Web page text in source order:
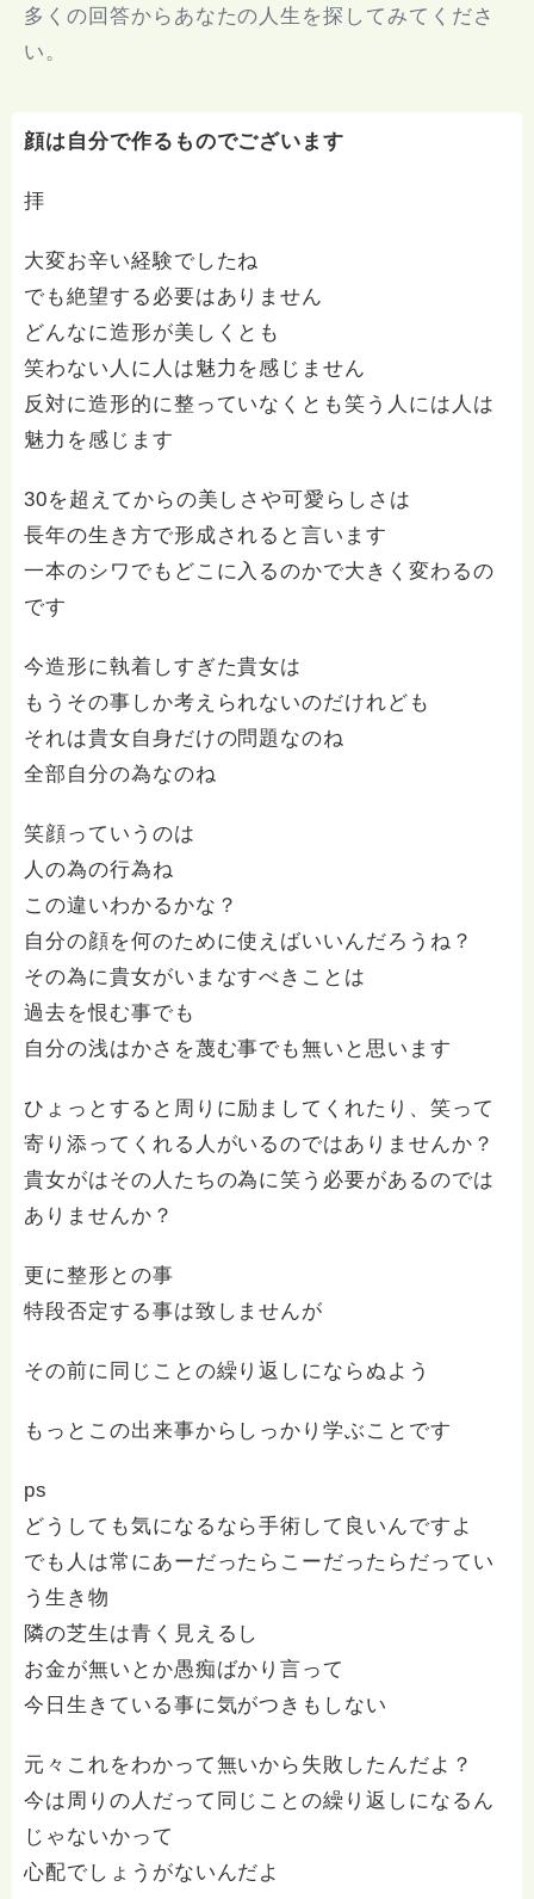
多くの回答からあなたの人生を探してみてくださ
い。
顔は自分で作るものでございます
拝
大変お辛い経験でしたね
でも絶望する必要はありません
どんなに造形が美しくとも
笑わない人に人は魅力を感じません
反対に造形的に整っていなくとも笑う人には人は
魅力を感じます
30を超えてからの美しさや可愛らしさは
長年の生き方で形成されると言います
一本のシワでもどこに入るのかで大きく変わるの
です
今造形に執着しすぎた貴女は
もうその事しか考えられないのだけれども
それは貴女自身だけの問題なのね
全部自分の為なのね
笑顔っていうのは
人の為の行為ね
この違いわかるかな？
自分の顔を何のために使えばいいんだろうね？
その為に貴女がいまなすべきことは
過去を恨む事でも
自分の浅はかさを蔑む事でも無いと思います
ひょっとすると周りに励ましてくれたり、笑って
寄り添ってくれる人がいるのではありませんか？
貴女がはその人たちの為に笑う必要があるのでは
ありませんか？
更に整形との事
特段否定する事は致しませんが
その前に同じことの繰り返しにならぬよう
もっとこの出来事からしっかり学ぶことです
ps
どうしても気になるなら手術して良いんですよ
でも人は常にあーだったらこーだったらだってい
う生き物
隣の芝生は青く見えるし
お金が無いとか愚痴ばかり言って
今日生きている事に気がつきもしない
元々これをわかって無いから失敗したんだよ？
今は周りの人だって同じことの繰り返しになるん
じゃないかって
心配でしょうがないんだよ